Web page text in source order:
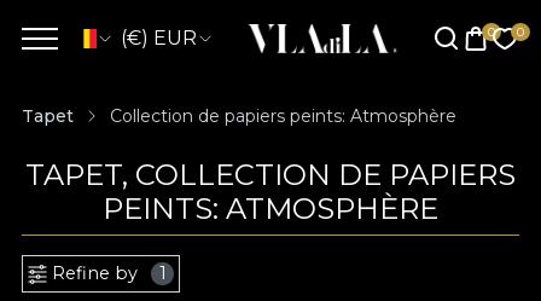
(€) EUR
Tapet Collection de papiers peints: Atmosphère
TAPET, COLLECTION DE PAPIERS
PEINTS: ATMOSPHÈRE
Refine by 1